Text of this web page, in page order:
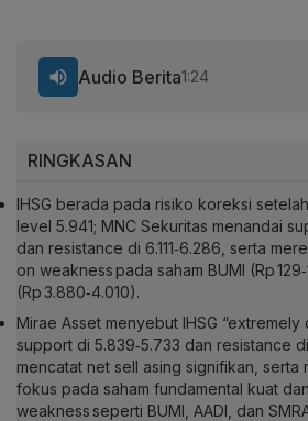
RINGKASAN
IHSG berada pada risiko koreksi
level 5.941; MNC Sekuritas menandai
dan resistance di 6.111‑6.286, serta
on weakness pada saham BUMI (Rp
(Rp 3.880‑4.010).
Mirae Asset menyebut IHSG
support di 5.839‑5.733 dan resistance
mencatat net sell asing signifikan, serta
fokus pada saham fundamental kuat
weakness seperti BUMI, AADI, dan
Audio Berita1:24